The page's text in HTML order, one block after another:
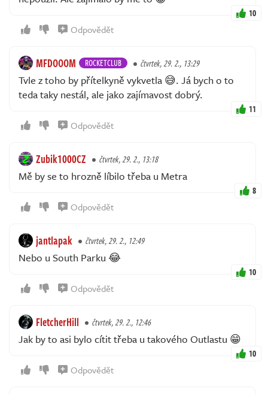
10
Odpovědět
MFDOOOM ROCKETCLUB čtvrtek, 29. 2., 13:29
Tvle z toho by přítelkyně vykvetla 😅. Já bych o to
teda taky nestál, ale jako zajímavost dobrý.
11
Odpovědět
Zubik1000CZ čtvrtek, 29. 2., 13:18
Mě by se to hrozně líbilo třeba u Metra
8
Odpovědět
jantlapak čtvrtek, 29. 2., 12:49
Nebo u South Parku 😂
10
Odpovědět
FletcherHill čtvrtek, 29. 2., 12:46
Jak by to asi bylo cítit třeba u takového Outlastu 😁
10
Odpovědět